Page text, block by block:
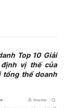
Top 10 Giải
vị thế của
thể doanh